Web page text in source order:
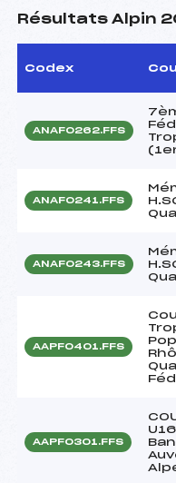
Résultats Alpin
Codex
ANAF0262.FFS
ANAF0241.FFS
ANAF0243.FFS
AAPF0401.FFS
AAPF0301.FFS